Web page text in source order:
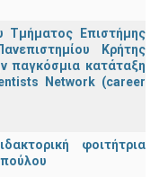
Τμήματος Επιστήμης
Κρήτης
παγκόσμια κατάταξη
Network (career
φοιτήτρια